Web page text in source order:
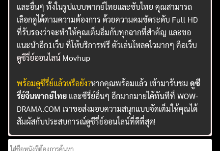
และอื่นๆ ทั้งในรูปแบบพากย์ไทยและซับไทย คุณสามารถ
เลือกดูได้ตามความต้องการ ด้วยความคมชัดระดับ Full HD
ที่รับรองว่าจะทำให้คุณเต็มอิ่มกับทุกฉากที่สำคัญ และขอ
แนะนำอีก1เว็บ ที่ให้บริการฟรี ตัวเล่นโหลดไวมากๆ คือเว็บ
ดูซีรี่ย์ออนไลน์ Movhup
พร้อมดูซีรี่ย์แล้วหรือยัง?หากคุณพร้อมแล้ว เข้ามารับชมดูซี
รี่ย์จีนพากย์ไทย และซีรี่ย์อื่นๆ อีกมากมายได้ทันทีที่ WOW-
DRAMA.COM เราขอส่งมอบความสนุกแบบจัดเต็มให้คุณได้
สัมผัสกับประสบการณ์ดูซีรี่ย์ออนไลน์ที่ดีที่สุด!
Search